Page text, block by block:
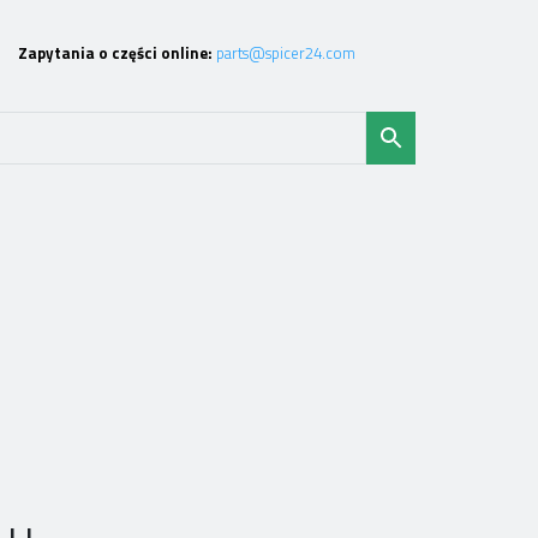
Zapytania o części online: parts@spicer24.com